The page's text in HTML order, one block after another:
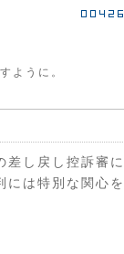
ように。
し戻し控訴審に
には特別な関心を